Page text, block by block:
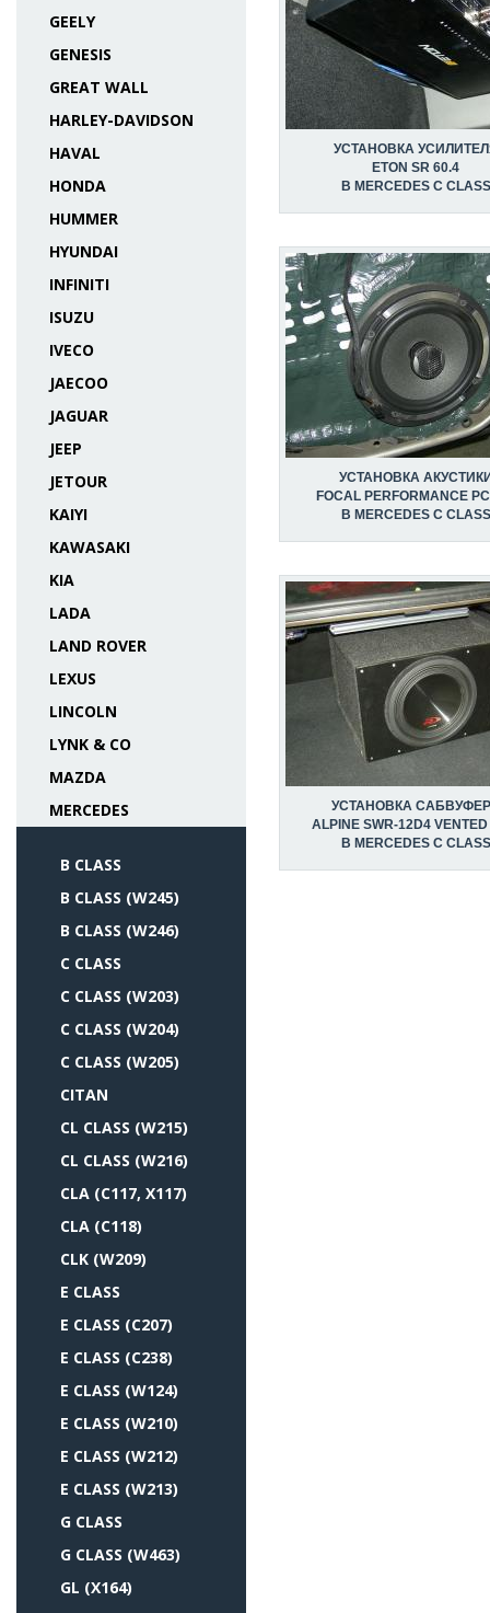
GEELY
GENESIS
GREAT WALL
HARLEY-DAVIDSON
HAVAL
HONDA
HUMMER
HYUNDAI
INFINITI
ISUZU
IVECO
JAECOO
JAGUAR
JEEP
JETOUR
KAIYI
KAWASAKI
KIA
LADA
LAND ROVER
LEXUS
LINCOLN
LYNK & CO
MAZDA
MERCEDES
B CLASS
B CLASS (W245)
B CLASS (W246)
C CLASS
C CLASS (W203)
C CLASS (W204)
C CLASS (W205)
CITAN
CL CLASS (W215)
CL CLASS (W216)
CLA (C117, X117)
CLA (C118)
CLK (W209)
E CLASS
E CLASS (C207)
E CLASS (C238)
E CLASS (W124)
E CLASS (W210)
E CLASS (W212)
E CLASS (W213)
G CLASS
G CLASS (W463)
GL (X164)
УСТАНОВКА
ETON SR 60.4
В MERCEDES C CLASS
УСТАНОВКА
FOCAL PERFORMANCE
В MERCEDES C CLASS
УСТАНОВКА
ALPINE SWR-12D4
В MERCEDES C CLASS